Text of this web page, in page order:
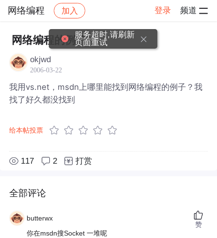
网络编程 加入 登录 频道
社区 网络编程 帖子详情
网络编程的例子
okjwd
2006-03-22
我用vs.net，msdn上哪里能找到网络编程的例子？我
找了好久都没找到
给本帖投票
117 2 打赏
全部评论
butterwx
你在msdn搜Socket 一堆呢
赞
服务超时,请刷新
页面重试